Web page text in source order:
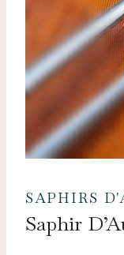
SAPHIRS
Saphir